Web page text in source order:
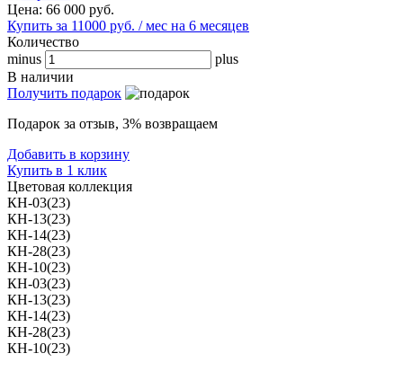
Цена: 66 000 руб.
Купить за 11000 руб. / мес на 6 месяцев
Количество
minus
plus
В наличии
Получить подарок
Подарок за отзыв, 3% возвращаем
Добавить в корзину
Купить в 1 клик
Цветовая коллекция
КН-03(23)
КН-13(23)
КН-14(23)
КН-28(23)
КН-10(23)
КН-03(23)
КН-13(23)
КН-14(23)
КН-28(23)
КН-10(23)